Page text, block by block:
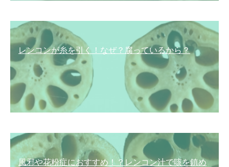
レンコンが糸を引く！なぜ？腐っているから？
風邪や花粉症におすすめ！？レンコン汁で咳を鎮め